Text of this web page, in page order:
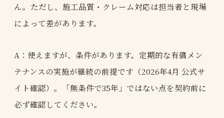
ん。ただし、施工品質・クレーム対応は担当者と現場
によって差があります。
A：使えますが、条件があります。定期的な有償メン
テナンスの実施が継続の前提です（2026年4月 公式サ
イト確認）。「無条件で35年」ではない点を契約前に
必ず確認してください。